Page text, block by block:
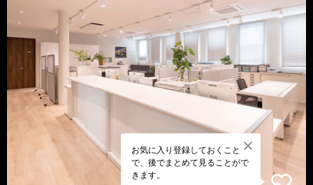
お気に入り登録しておくこと
で、後でまとめて見ることがで
きます。